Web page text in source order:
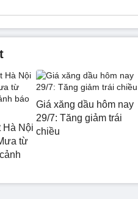
Hà Nội
từ
Giá xăng dầu hôm nay
29/7: Tăng giảm trái
chiều